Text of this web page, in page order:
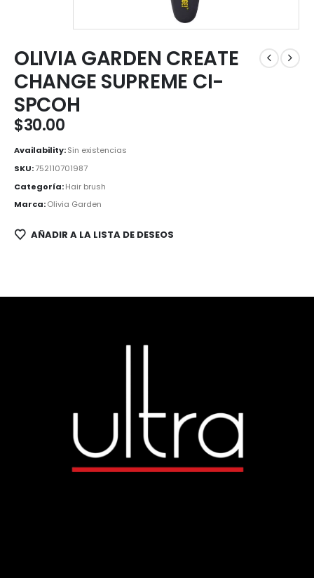
OLIVIA GARDEN CREATE
CHANGE SUPREME CI-
SPCOH
$30.00
Availability:Sin existencias
SKU:752110701987
Categoría:Hair brush
Marca:Olivia Garden
AÑADIR A LA LISTA DE DESEOS